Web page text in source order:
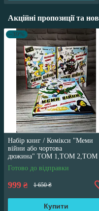
Акційні пропозиції та
–39%
Набір книг / Комікси "Меми
війни або чортова
дюжина" ТОМ 1,ТОМ 2,ТОМ
Трегуб Ганна
Готово до відправки
999 ₴ 1 650 ₴
Купити